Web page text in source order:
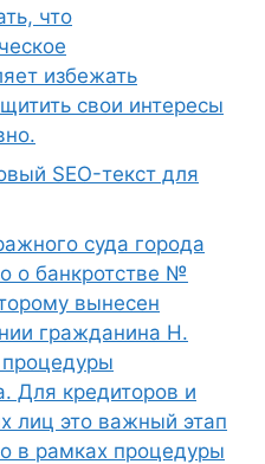
что
избежать
свои интересы
SEO-текст для
суда города
о банкротстве №
вынесен
гражданина Н.
Для кредиторов и
лиц это важный этап
в рамках процедуры